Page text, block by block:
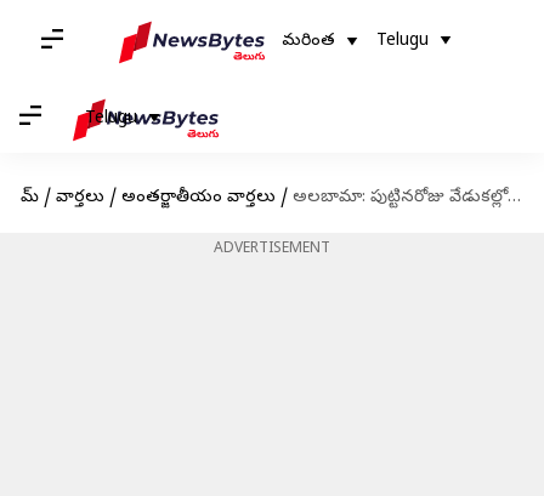
మరింత Telugu
Telugu
హోమ్ / వార్తలు / అంతర్జాతీయం వార్తలు / అలబామా: పుట్టినరోజు వేడుకల్లో కాల్పుల కలకలం; నలుగురు మృతి
ADVERTISEMENT